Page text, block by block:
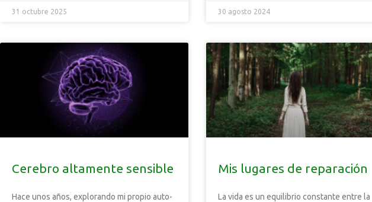
31 octubre 2025 30 agosto 2024
Cerebro altamente sensible
Hace unos años, explorando mi propio auto-
Mis lugares de reparación
La vida es un equilibrio constante entre la